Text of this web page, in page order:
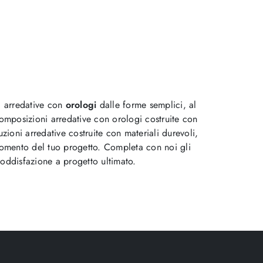
con orologi dalle forme semplici, al
arredative con orologi costruite con
arredative costruite con materiali durevoli,
del tuo progetto. Completa con noi gli
a progetto ultimato.